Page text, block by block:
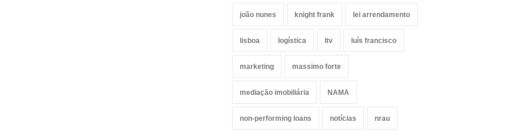
joão nunes knight frank lei arrendamento
lisboa logística ltv luís francisco
marketing massimo forte
mediação imobiliária NAMA
non-performing loans notícias nrau